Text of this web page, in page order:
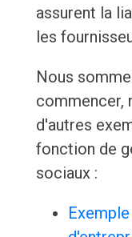
assurent la
les
Nous
commencer,
d'autres
fonction de
sociaux :